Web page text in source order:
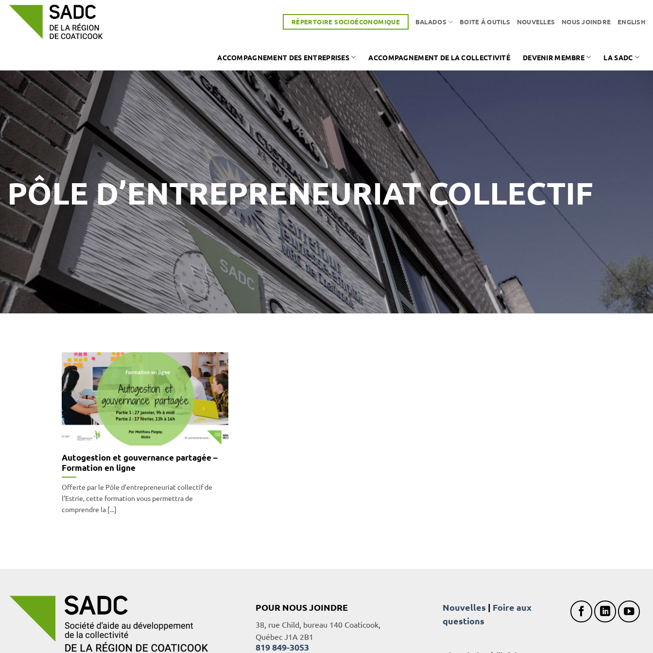
Passer
RÉPERTOIRE SOCIOÉCONOMIQUE BALADOS BOITE À OUTILS NOUVELLES NOUS JOINDRE ENGLISH
ACCOMPAGNEMENT DES ENTREPRISES ACCOMPAGNEMENT DE LA COLLECTIVITÉ DEVENIR MEMBRE LA SADC
PÔLE D’ENTREPRENEURIAT COLLECTIF
Autogestion et gouvernance partagée –
Formation en ligne
Offerte par le Pôle d’entrepreneuriat collectif de
l’Estrie, cette formation vous permettra de
comprendre la [...]
POUR NOUS JOINDRE
38, rue Child, bureau 140 Coaticook,
Québec J1A 2B1
819 849-3053
Nouvelles | Foire aux
questions